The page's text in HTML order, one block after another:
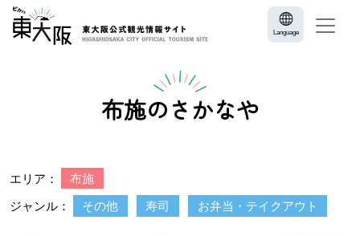
Language
布施のさかなや
エリア： 布施
ジャンル： その他 寿司 お弁当・テイクアウト